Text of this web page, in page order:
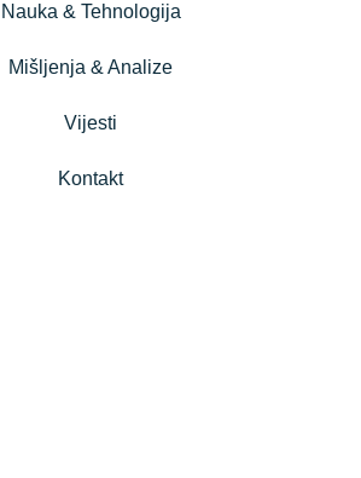
Nauka & Tehnologija
Mišljenja & Analize
Vijesti
Kontakt